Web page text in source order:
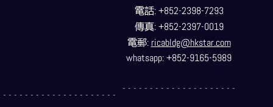
- - - - - - - - - - - - - - - - - - - - -
電話: +852-2398-7293
傳真: +852-2397-0019
電郵: ricabldg@hkstar.com
whatsapp: +852-9165-5989
- - - - - - - - - - - - - - - - - - - - -